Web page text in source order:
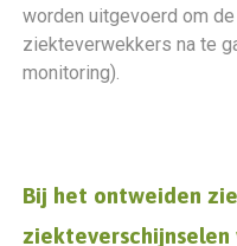
worden uitgevoerd om
ziekteverwekkers na te
monitoring).
Bij het ontweiden